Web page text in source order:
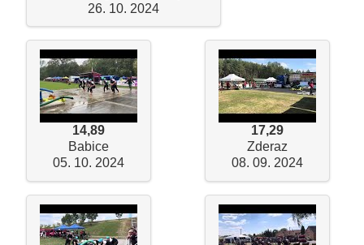
26. 10. 2024
14,89
Babice
05. 10. 2024
17,29
Zderaz
08. 09. 2024